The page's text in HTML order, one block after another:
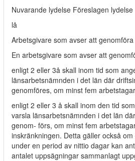
Nuvarande lydelse Föreslagen lydelse
lå
Arbetsgivare som avser att
En arbetsgivare som avser att
enligt 2 eller 3å skall inom tid som
länsarbetsnämnden i det län där
genomföres, om minst fem
enligt 2 eller 3 å skall inom den tid
varsla länsarbetsnämnden i det län
genom- förs, om minst fem
inskränkningen. Detta gäller också
under en period av nittio dagar kan
antalet uppsägningar sammanlagt